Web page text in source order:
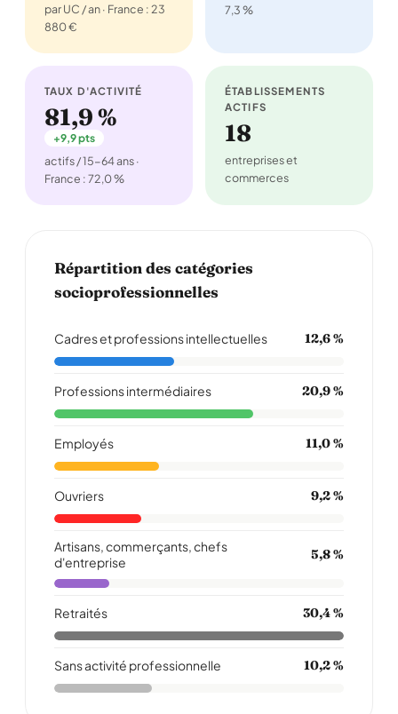
par UC / an · France : 23
880 €
7,3 %
TAUX D'ACTIVITÉ
81,9 %
+9,9 pts
actifs / 15-64 ans ·
France : 72,0 %
ÉTABLISSEMENTS
ACTIFS
18
entreprises et
commerces
Répartition des catégories
socioprofessionnelles
Cadres et professions intellectuelles 12,6 %
Professions intermédiaires 20,9 %
Employés 11,0 %
Ouvriers 9,2 %
Artisans, commerçants, chefs
d'entreprise
5,8 %
Retraités 30,4 %
Sans activité professionnelle 10,2 %